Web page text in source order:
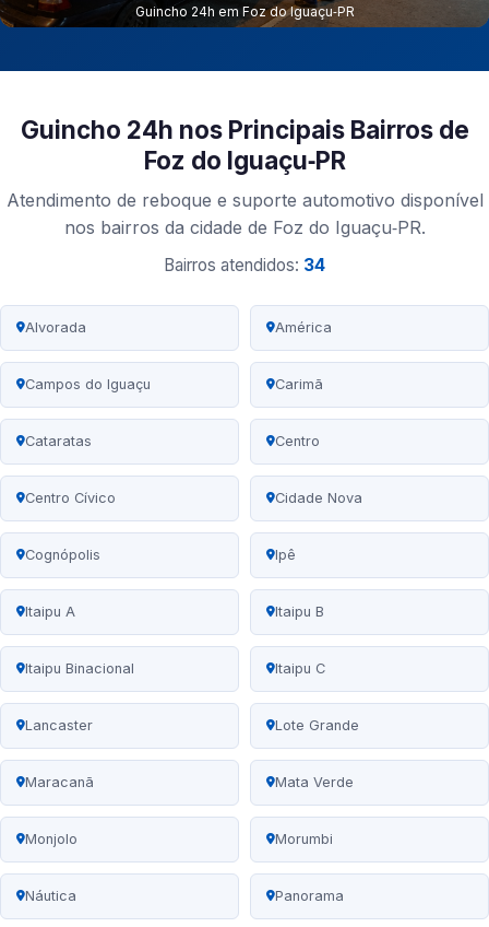
Guincho 24h em Foz do Iguaçu‑PR
Guincho 24h nos Principais Bairros de
Foz do Iguaçu‑PR
Atendimento de reboque e suporte automotivo disponível
nos bairros da cidade de Foz do Iguaçu‑PR.
Bairros atendidos: 34
Alvorada América
Campos do Iguaçu Carimã
Cataratas Centro
Centro Cívico Cidade Nova
Cognópolis Ipê
Itaipu A Itaipu B
Itaipu Binacional Itaipu C
Lancaster Lote Grande
Maracanã Mata Verde
Monjolo Morumbi
Náutica Panorama